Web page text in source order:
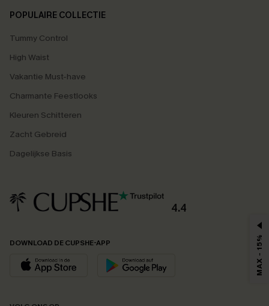
POPULAIRE COLLECTIE
Tummy Control
High Waist
Vakantie Must-have
Charmante Feestlooks
Kleuren Schitteren
Zacht Gebreid
Dagelijkse Basis
4.4
DOWNLOAD DE CUPSHE-APP MAX - 15%